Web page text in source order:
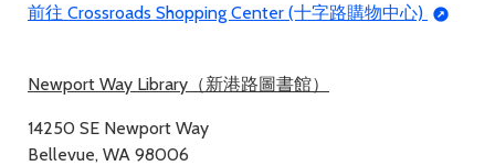
前往 Crossroads Shopping Center (十字路購物中心)
Newport Way Library（新港路圖書館）
14250 SE Newport Way
Bellevue, WA 98006